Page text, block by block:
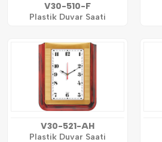
V30-510-F
Plastik Duvar Saati
V30-521-AH
Plastik Duvar Saati